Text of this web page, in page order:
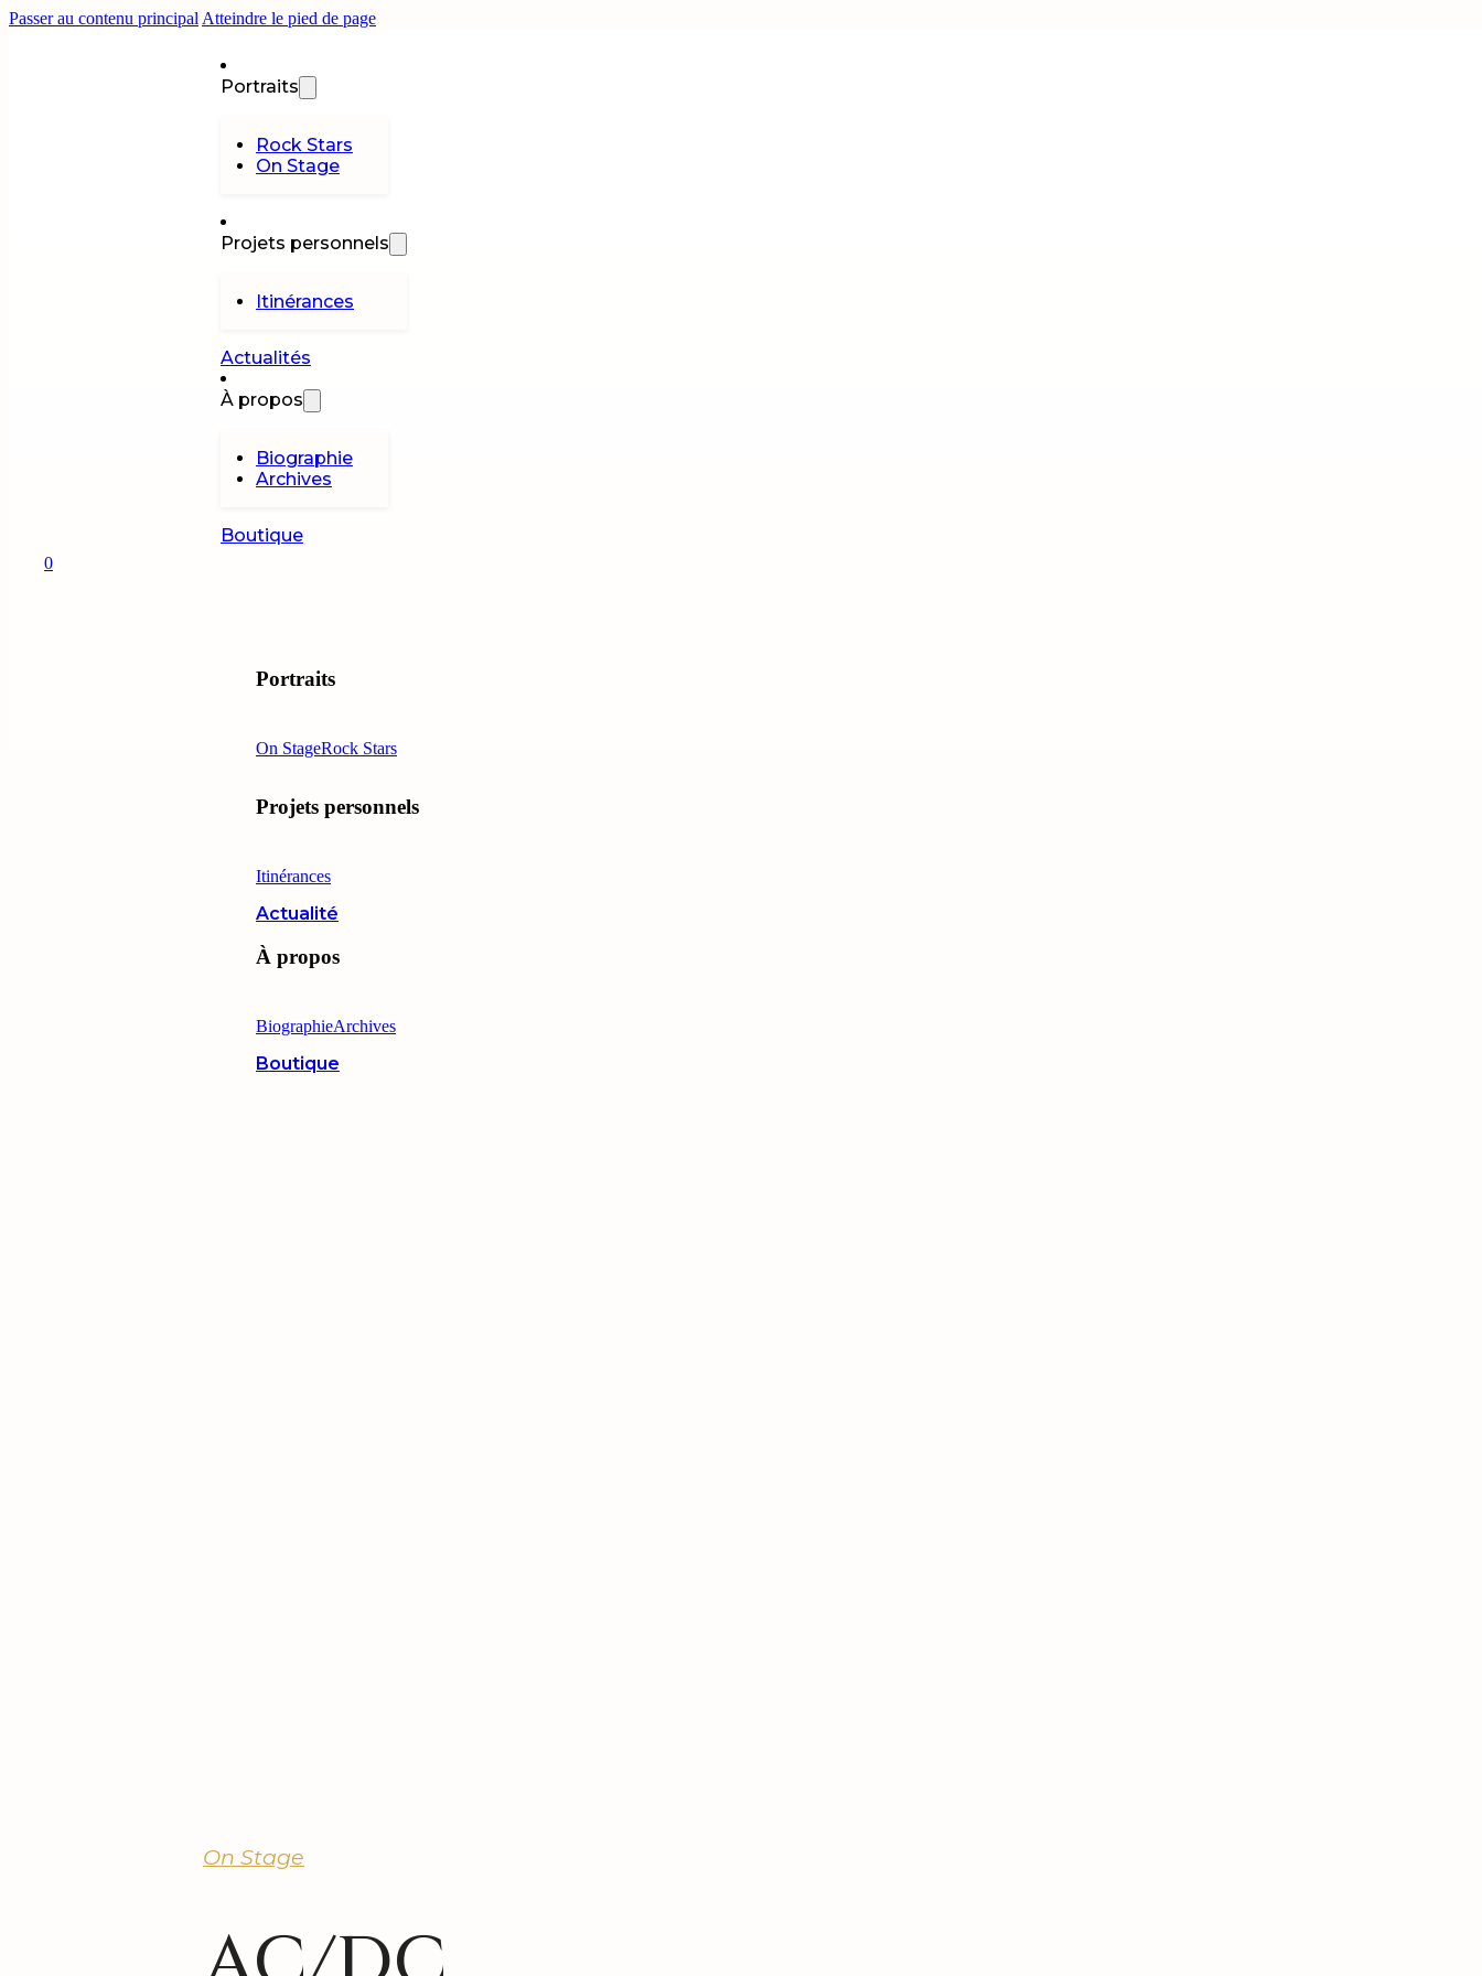
Passer au contenu principal Atteindre le pied de page
Portraits
Rock Stars
On Stage
Projets personnels
Itinérances
Actualités
À propos
Biographie
Archives
Boutique
0
Portraits
On StageRock Stars
Projets personnels
Itinérances
Actualité
À propos
BiographieArchives
Boutique
On Stage